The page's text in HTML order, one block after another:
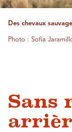
Des chevaux
Photo : Sofia
Sans